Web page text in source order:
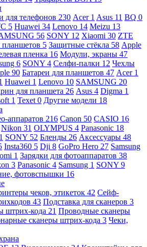
для телефонов 230 Acer 1 Asus 11 BQ 0
5 Huawei 34 Lenovo 14 Meizu 13
56 SONY 12 Xiaomi 30 ZTE
планшетов 5 Защитные стёкла 58 Apple
пленка 16 Модули, экраны 47
6 SONY 4 Селфи-палки 12 Чехлы
90 Батареи для планшетов 47 Acer 1
Huawei 1 Lenovo 10 SAMSUNG 20
для планшета 26 Asus 4 Digma 1
1 Texet 0 Другие модели 18
аппаратов 216 Canon 50 CASIO 16
Nikon 31 OLYMPUS 4 Panasonic 18
SONY 52 Бленды 26 Аксессуары 48
Insta360 5 Dji 8 GoPro Hero 27 Samsung
1 Зарядки для фотоаппаратов 38
3 Panasonic 4 Samsung 1 SONY 9
фотовспышки 16
чеков, этикеток 42 Сейф-
43 Подставка для сканеров 3
штрих-кода 21 Проводные сканеры
сканеры штрих-кода 3 Чеки,